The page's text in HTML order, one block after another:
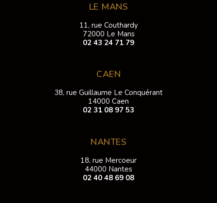
LE MANS
11, rue Couthardy
72000 Le Mans
02 43 24 71 79
CAEN
38, rue Guillaume Le Conquérant
14000 Caen
02 31 08 97 53
NANTES
18, rue Mercoeur
44000 Nantes
02 40 48 69 08